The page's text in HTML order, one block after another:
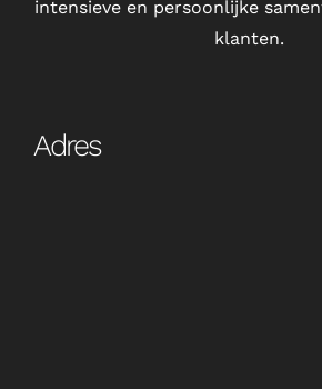
intensieve en persoonlijke
klanten.
Adres